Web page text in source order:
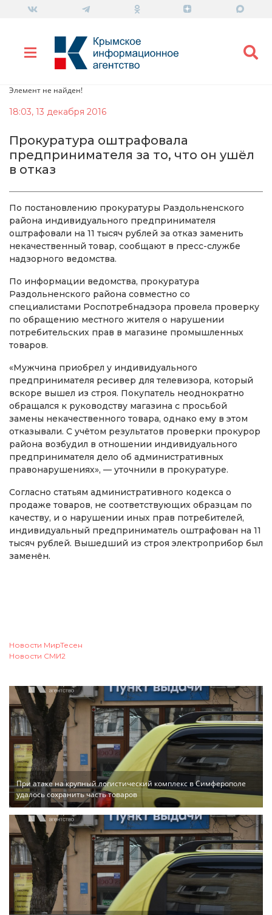
Элемент не найден!
18:03, 13 декабря 2016
Прокуратура оштрафовала
предпринимателя за то, что он ушёл
в отказ
По постановлению прокуратуры Раздольненского
района индивидуального предпринимателя
оштрафовали на 11 тысяч рублей за отказ заменить
некачественный товар, сообщают в пресс-службе
надзорного ведомства.
По информации ведомства, прокуратура
Раздольненского района совместно со
специалистами Роспотребнадзора провела проверку
по обращению местного жителя о нарушении
потребительских прав в магазине промышленных
товаров.
«Мужчина приобрел у индивидуального
предпринимателя ресивер для телевизора, который
вскоре вышел из строя. Покупатель неоднократно
обращался к руководству магазина с просьбой
замены некачественного товара, однако ему в этом
отказывали. С учётом результатов проверки прокурор
района возбудил в отношении индивидуального
предпринимателя дело об административных
правонарушениях», — уточнили в прокуратуре.
Согласно статьям административного кодекса о
продаже товаров, не соответствующих образцам по
качеству, и о нарушении иных прав потребителей,
индивидуальный предприниматель оштрафован на 11
тысяч рублей. Вышедший из строя электроприбор был
заменён.
Новости МирТесен
Новости СМИ2
При атаке на крупный логистический комплекс в Симферополе
удалось сохранить часть товаров